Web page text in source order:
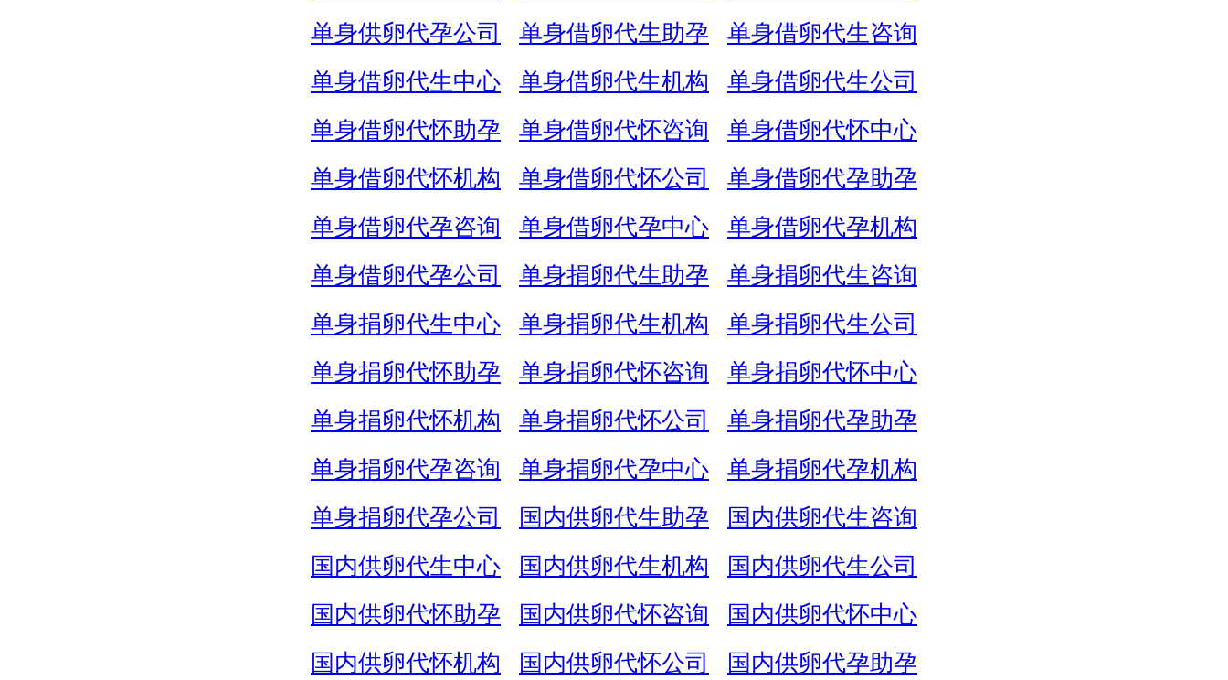
单身供卵代孕公司
单身借卵代生助孕
单身借卵代生咨询
单身借卵代生中心
单身借卵代生机构
单身借卵代生公司
单身借卵代怀助孕
单身借卵代怀咨询
单身借卵代怀中心
单身借卵代怀机构
单身借卵代怀公司
单身借卵代孕助孕
单身借卵代孕咨询
单身借卵代孕中心
单身借卵代孕机构
单身借卵代孕公司
单身捐卵代生助孕
单身捐卵代生咨询
单身捐卵代生中心
单身捐卵代生机构
单身捐卵代生公司
单身捐卵代怀助孕
单身捐卵代怀咨询
单身捐卵代怀中心
单身捐卵代怀机构
单身捐卵代怀公司
单身捐卵代孕助孕
单身捐卵代孕咨询
单身捐卵代孕中心
单身捐卵代孕机构
单身捐卵代孕公司
国内供卵代生助孕
国内供卵代生咨询
国内供卵代生中心
国内供卵代生机构
国内供卵代生公司
国内供卵代怀助孕
国内供卵代怀咨询
国内供卵代怀中心
国内供卵代怀机构
国内供卵代怀公司
国内供卵代孕助孕